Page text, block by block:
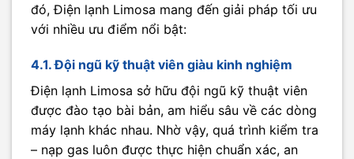
đó, Điện lạnh Limosa mang đến giải pháp tối ưu
với nhiều ưu điểm nổi bật:
4.1. Đội ngũ kỹ thuật viên giàu kinh nghiệm
Điện lạnh Limosa sở hữu đội ngũ kỹ thuật viên
được đào tạo bài bản, am hiểu sâu về các dòng
máy lạnh khác nhau. Nhờ vậy, quá trình kiểm tra
– nạp gas luôn được thực hiện chuẩn xác, an